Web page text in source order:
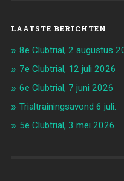
LAATSTE BERICHTEN
8e Clubtrial, 2 augustus
7e Clubtrial, 12 juli 2026
6e Clubtrial, 7 juni 2026
Trialtrainingsavond 6 juli.
5e Clubtrial, 3 mei 2026